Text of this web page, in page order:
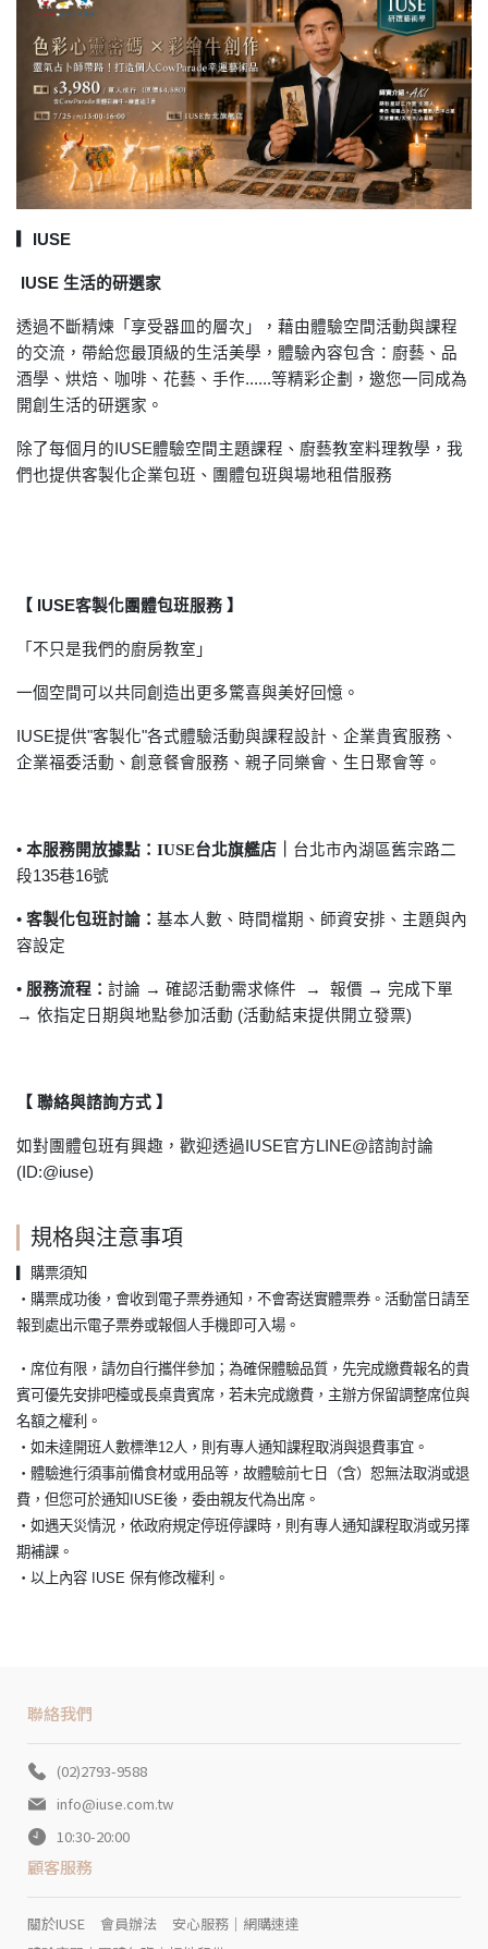
▎IUSE
IUSE 生活的研選家
透過不斷精煉「享受器皿的層次」，藉由體驗空間活動與課程
的交流，帶給您最頂級的生活美學，體驗內容包含：廚藝、品
酒學、烘焙、咖啡、花藝、手作......等精彩企劃，邀您一同成為
開創生活的研選家。
除了每個月的IUSE體驗空間主題課程、廚藝教室料理教學，我
們也提供客製化企業包班、團體包班與場地租借服務
【 IUSE客製化團體包班服務 】
「不只是我們的廚房教室」
一個空間可以共同創造出更多驚喜與美好回憶。
IUSE提供"客製化"各式體驗活動與課程設計、企業貴賓服務、
企業福委活動、創意餐會服務、親子同樂會、生日聚會等。
• 本服務開放據點：IUSE台北旗艦店｜ 台北市內湖區舊宗路二
段135巷16號
• 客製化包班討論： 基本人數、時間檔期、師資安排、主題與內
容設定
• 服務流程： 討論 → 確認活動需求條件 → 報價 → 完成下單
→ 依指定日期與地點參加活動 (活動結束提供開立發票)
【 聯絡與諮詢方式 】
如對團體包班有興趣，歡迎透過IUSE官方LINE@諮詢討論
(ID:@iuse)
規格與注意事項
購票須知
・購票成功後，會收到電子票券通知，不會寄送實體票券。活動當日請至
報到處出示電子票券或報個人手機即可入場。
・席位有限，請勿自行攜伴參加；為確保體驗品質，先完成繳費報名的貴
賓可優先安排吧檯或長桌貴賓席，若未完成繳費，主辦方保留調整席位與
名額之權利。
・如未達開班人數標準12人，則有專人通知課程取消與退費事宜。
・體驗進行須事前備食材或用品等，故體驗前七日（含）恕無法取消或退
費，但您可於通知IUSE後，委由親友代為出席。
・如遇天災情況，依政府規定停班停課時，則有專人通知課程取消或另擇
期補課。
・以上內容 IUSE 保有修改權利。
聯絡我們
(02)2793-9588
info@iuse.com.tw
10:30-20:00
顧客服務
關於IUSE 會員辦法
安心服務｜網購速達